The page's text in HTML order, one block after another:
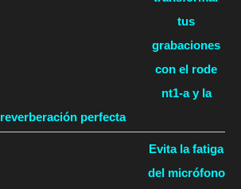
tus
grabaciones
con el rode
nt1-a y la
reverberación perfecta
Evita la fatiga
del micrófono